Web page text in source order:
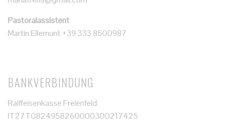
Pastoralassistent
Martin Ellemunt +39 333 8500987
BANKVERBINDUNG
Raiffeisenkasse Freienfeld
IT27T0824958260000300217425